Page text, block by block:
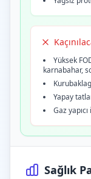
Yüksek
karnabahar,
Yapay
Gaz
Sağlık